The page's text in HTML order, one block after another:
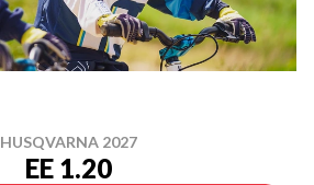
HUSQVARNA 2027
EE 1.20